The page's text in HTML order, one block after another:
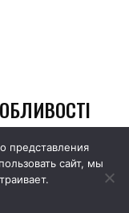
представления
сайт, мы